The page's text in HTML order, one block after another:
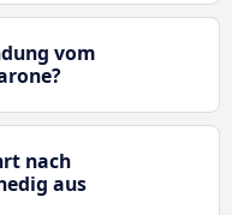
vom
nach
aus